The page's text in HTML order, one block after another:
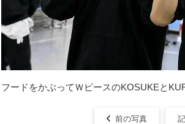
フードをかぶってＷピースのKOSUKEと
前の写真